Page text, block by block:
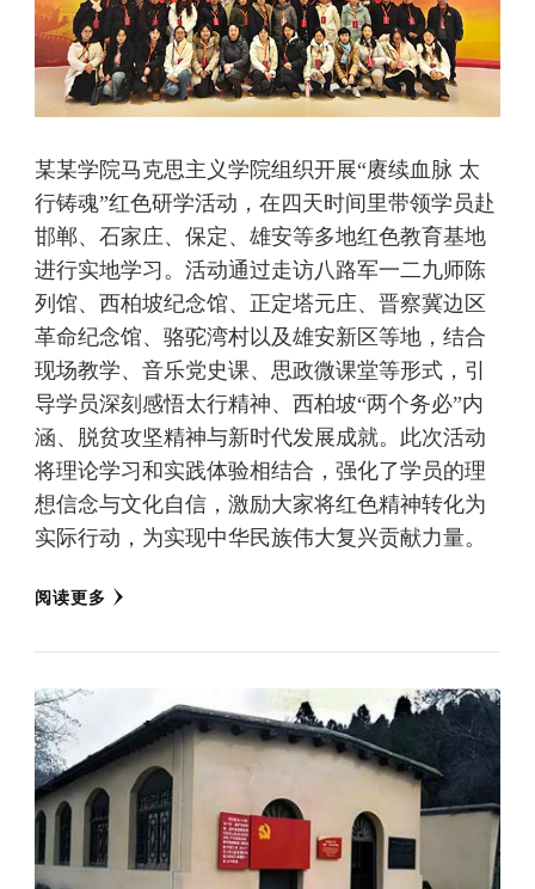
某某学院马克思主义学院组织开展“赓续血脉 太
行铸魂”红色研学活动，在四天时间里带领学员赴
邯郸、石家庄、保定、雄安等多地红色教育基地
进行实地学习。活动通过走访八路军一二九师陈
列馆、西柏坡纪念馆、正定塔元庄、晋察冀边区
革命纪念馆、骆驼湾村以及雄安新区等地，结合
现场教学、音乐党史课、思政微课堂等形式，引
导学员深刻感悟太行精神、西柏坡“两个务必”内
涵、脱贫攻坚精神与新时代发展成就。此次活动
将理论学习和实践体验相结合，强化了学员的理
想信念与文化自信，激励大家将红色精神转化为
实际行动，为实现中华民族伟大复兴贡献力量。
阅读更多